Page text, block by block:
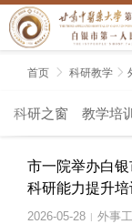
首页  科研教学 
科研之窗 教学培训
市一院举办白
科研能力提升
提升培训会
2026-05-28 | 外事